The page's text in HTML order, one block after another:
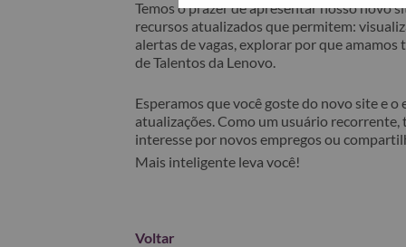
Temos o prazer de apresentar nosso novo
recursos atualizados que permitem:
alertas de vagas, explorar por que
de Talentos da Lenovo.
Esperamos que você goste do novo site e
atualizações. Como um usuário
interesse por novos empregos ou
Mais inteligente leva você!
Voltar